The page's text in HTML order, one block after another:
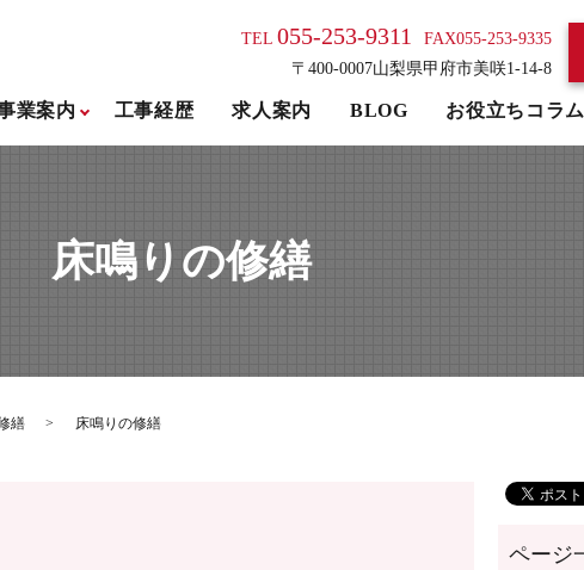
業案内 工事経歴 求人案内 BLOG お役立ちコラム
TEL055-253-9311
FAX055-253-9335
〒400-0007山梨県甲府市美咲1-14-8
床鳴りの修繕
繕 床鳴りの修繕